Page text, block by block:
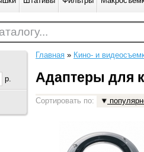
р.
Главная » Кино- и
Адаптеры для
Сортировать по: